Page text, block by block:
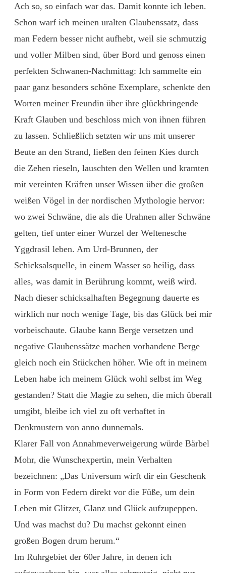
Ach so, so einfach war das. Damit konnte ich leben.
Schon warf ich meinen uralten Glaubenssatz, dass
man Federn besser nicht aufhebt, weil sie schmutzig
und voller Milben sind, über Bord und genoss einen
perfekten Schwanen-Nachmittag: Ich sammelte ein
paar ganz besonders schöne Exemplare, schenkte den
Worten meiner Freundin über ihre glückbringende
Kraft Glauben und beschloss mich von ihnen führen
zu lassen. Schließlich setzten wir uns mit unserer
Beute an den Strand, ließen den feinen Kies durch
die Zehen rieseln, lauschten den Wellen und kramten
mit vereinten Kräften unser Wissen über die großen
weißen Vögel in der nordischen Mythologie hervor:
wo zwei Schwäne, die als die Urahnen aller Schwäne
gelten, tief unter einer Wurzel der Weltenesche
Yggdrasil leben. Am Urd-Brunnen, der
Schicksalsquelle, in einem Wasser so heilig, dass
alles, was damit in Berührung kommt, weiß wird.
Nach dieser schicksalhaften Begegnung dauerte es
wirklich nur noch wenige Tage, bis das Glück bei mir
vorbeischaute. Glaube kann Berge versetzen und
negative Glaubenssätze machen vorhandene Berge
gleich noch ein Stückchen höher. Wie oft in meinem
Leben habe ich meinem Glück wohl selbst im Weg
gestanden? Statt die Magie zu sehen, die mich überall
umgibt, bleibe ich viel zu oft verhaftet in
Denkmustern von anno dunnemals.
Klarer Fall von Annahmeverweigerung würde Bärbel
Mohr, die Wunschexpertin, mein Verhalten
bezeichnen: „Das Universum wirft dir ein Geschenk
in Form von Federn direkt vor die Füße, um dein
Leben mit Glitzer, Glanz und Glück aufzupeppen.
Und was machst du? Du machst gekonnt einen
großen Bogen drum herum.“
Im Ruhrgebiet der 60er Jahre, in denen ich